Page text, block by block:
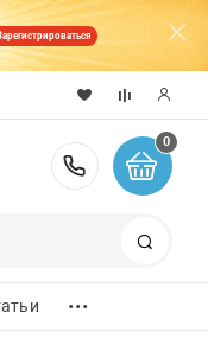
8 (800)
0
...